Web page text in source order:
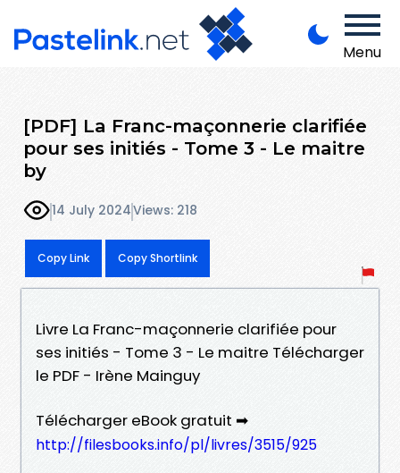
Menu
[PDF] La Franc-maçonnerie clarifiée
pour ses initiés - Tome 3 - Le maitre
by
14 July 2024Views: 218
Copy Link Copy Shortlink
Livre La Franc-maçonnerie clarifiée pour
ses initiés - Tome 3 - Le maitre Télécharger
le PDF - Irène Mainguy
Télécharger eBook gratuit ➡
http://filesbooks.info/pl/livres/3515/925